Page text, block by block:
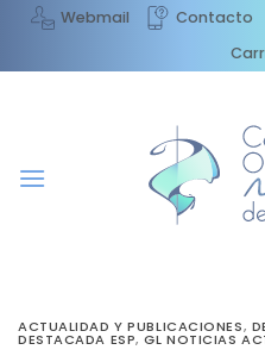
Saltar
contenido
Webmail Contacto
ACTUALIDAD Y PUBLICACIONES,
DESTACADA ESP,GL NOTICIAS